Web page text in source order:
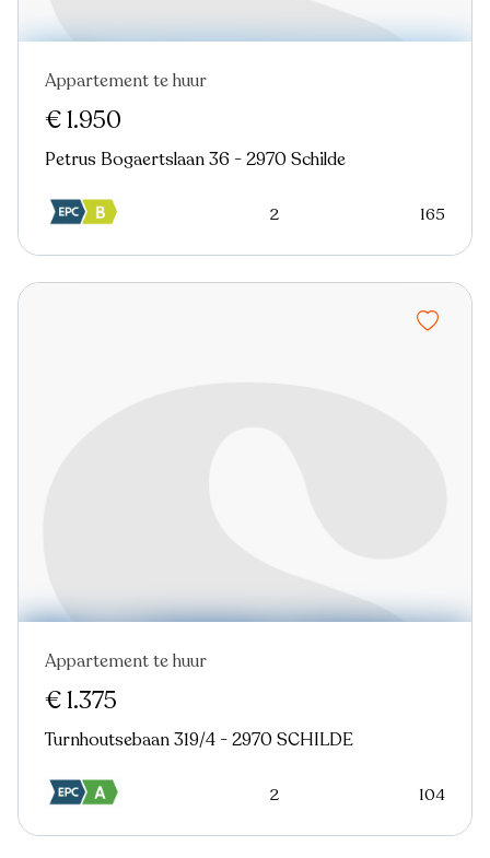
Appartement te huur
€ 1.950
Petrus Bogaertslaan 36 - 2970 Schilde
2 165
Appartement te huur
€ 1.375
Turnhoutsebaan 319/4 - 2970 SCHILDE
2 104